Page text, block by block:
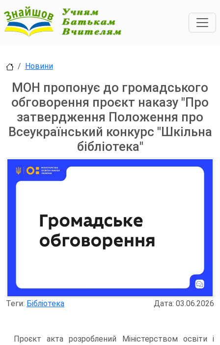
Новини
МОН пропонує до громадського
обговорення проєкт наказу "Про
затвердження Положення про
Всеукраїнський конкурс "Шкільна
бібліотека"
Теги: Бібліотека Дата: 03.06.2026
Проєкт акта розроблений Міністерством освіти і